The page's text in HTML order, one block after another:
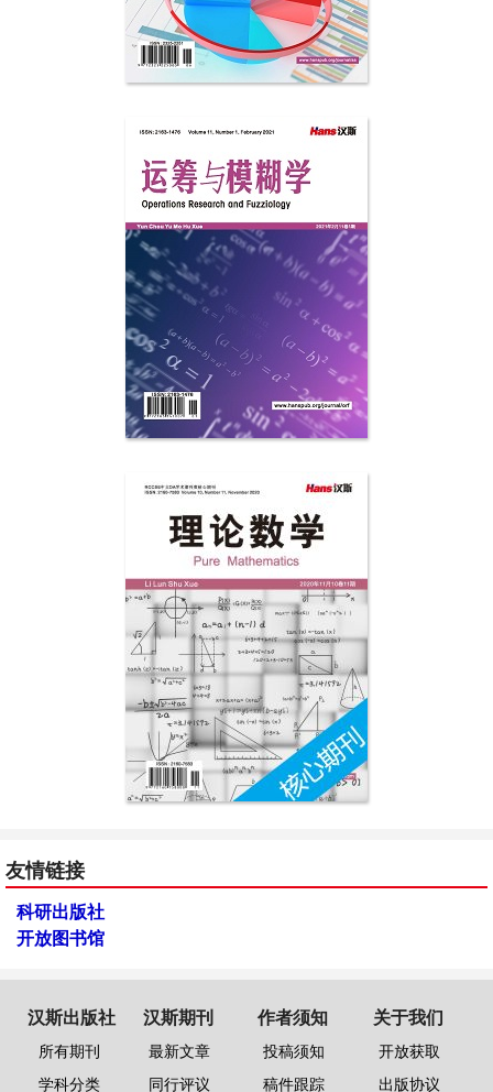
友情链接
科研出版社
开放图书馆
汉斯出版社
所有期刊
学科分类
汉斯期刊
最新文章
同行评议
作者须知
投稿须知
稿件跟踪
关于我们
开放获取
出版协议